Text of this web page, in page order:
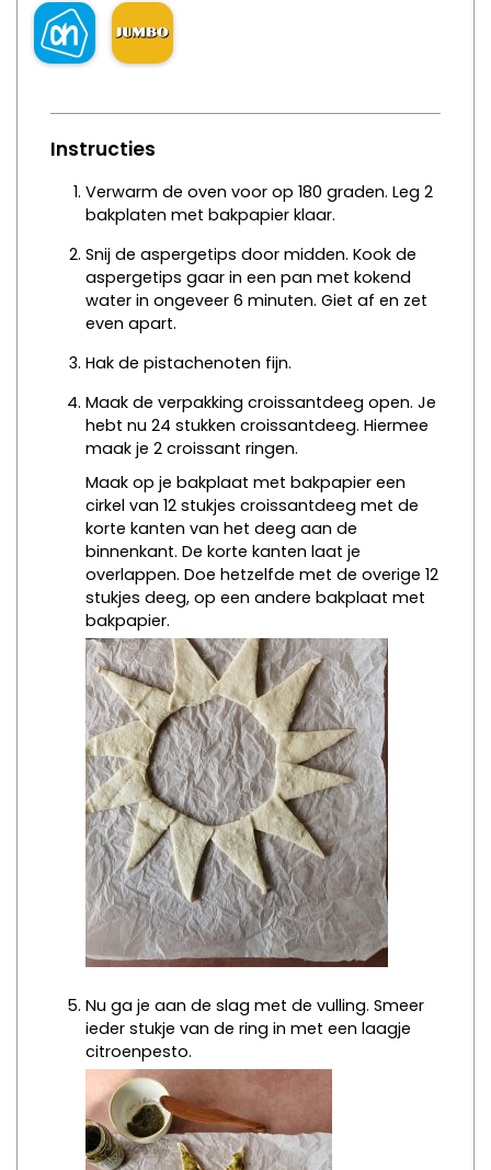
Instructies
Verwarm de oven voor op 180 graden. Leg 2
bakplaten met bakpapier klaar.
Snij de aspergetips door midden. Kook de
aspergetips gaar in een pan met kokend
water in ongeveer 6 minuten. Giet af en zet
even apart.
Hak de pistachenoten fijn.
Maak de verpakking croissantdeeg open. Je
hebt nu 24 stukken croissantdeeg. Hiermee
maak je 2 croissant ringen.
Maak op je bakplaat met bakpapier een
cirkel van 12 stukjes croissantdeeg met de
korte kanten van het deeg aan de
binnenkant. De korte kanten laat je
overlappen. Doe hetzelfde met de overige 12
stukjes deeg, op een andere bakplaat met
bakpapier.
Nu ga je aan de slag met de vulling. Smeer
ieder stukje van de ring in met een laagje
citroenpesto.